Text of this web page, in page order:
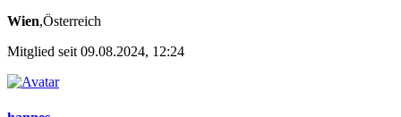
Wien,Österreich
Mitglied seit 09.08.2024, 12:24